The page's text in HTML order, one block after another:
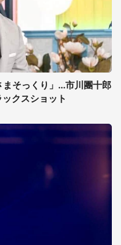
まそっくり」...市川團十郎
クスショット